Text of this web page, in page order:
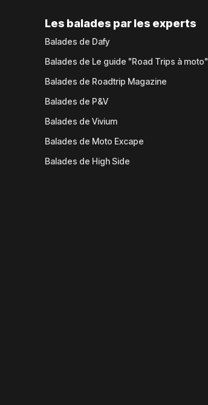
Les balades par les experts
Balades de Dafy
Balades de Le guide "Road Trips à moto"
Balades de Roadtrip Magazine
Balades de P&V
Balades de Vivium
Balades de Moto Excape
Balades de High Side